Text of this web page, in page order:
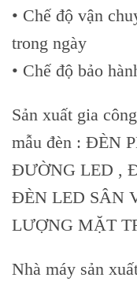
• Chế độ vận
trong ngày
• Chế độ bảo
Sản xuất gia
mẫu đèn : ĐÈN
ĐƯỜNG LED ,
ĐÈN LED SÂN
LƯỢNG MẶT
Nhà máy sản